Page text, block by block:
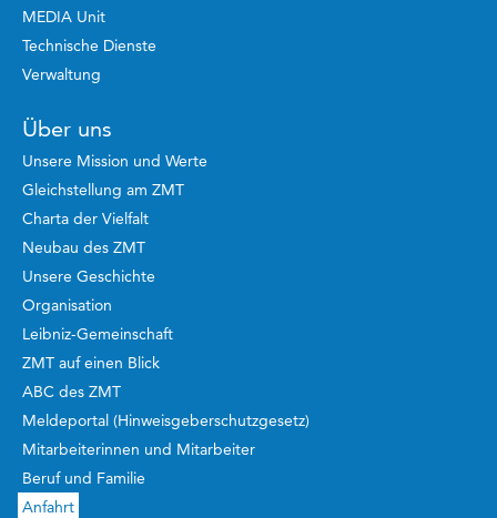
MEDIA Unit
Technische Dienste
Verwaltung
Über uns
Unsere Mission und Werte
Gleichstellung am ZMT
Charta der Vielfalt
Neubau des ZMT
Unsere Geschichte
Organisation
Leibniz-Gemeinschaft
ZMT auf einen Blick
ABC des ZMT
Meldeportal (Hinweisgeberschutzgesetz)
Mitarbeiterinnen und Mitarbeiter
Beruf und Familie
Anfahrt